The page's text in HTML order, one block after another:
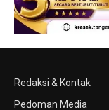
Redaksi & Kontak
Pedoman Media